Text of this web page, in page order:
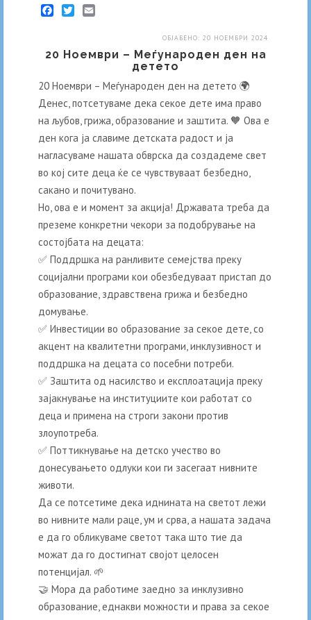
ОБЈАВЕНО: 20 НОЕМВРИ 2024
20 Ноември – Меѓународен ден на
детето
20 Ноември – Меѓународен ден на детето 🌍
Денес, потсетуваме дека секое дете има право
на љубов, грижа, образование и заштита. 🧡 Ова е
ден кога ја славиме детската радост и ја
нагласуваме нашата обврска да создадеме свет
во кој сите деца ќе се чувствуваат безбедно,
сакано и почитувано.
Но, ова е и момент за акција! Државата треба да
преземе конкретни чекори за подобрување на
состојбата на децата:
✅ Поддршка на ранливите семејства преку
социјални програми кои обезбедуваат пристап до
образование, здравствена грижа и безбедно
домување.
✅ Инвестиции во образование за секое дете, со
акцент на квалитетни програми, инклузивност и
поддршка на децата со посебни потреби.
✅ Заштита од насилство и експлоатација преку
зајакнување на институциите кои работат со
деца и примена на строги закони против
злоупотреба.
✅ Поттикнување на детско учество во
донесувањето одлуки кои ги засегаат нивните
животи.
Да се потсетиме дека иднината на светот лежи
во нивните мали раце, ум и срва, а нашата задача
е да го обликуваме светот така што тие да
можат да го достигнат својот целосен
потенцијал. 🌱
🤝 Мора да работиме заедно за инклузивно
образование, еднакви можности и права за секое